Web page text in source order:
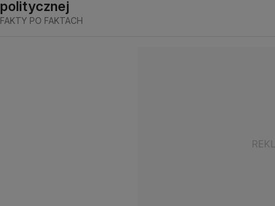
politycznej
FAKTY PO FAKTACH